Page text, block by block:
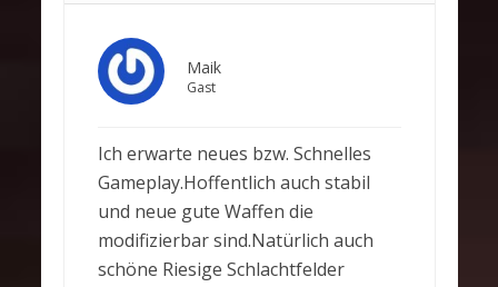
Maik
Gast
Ich erwarte neues bzw. Schnelles
Gameplay.Hoffentlich auch stabil
und neue gute Waffen die
modifizierbar sind.Natürlich auch
schöne Riesige Schlachtfelder